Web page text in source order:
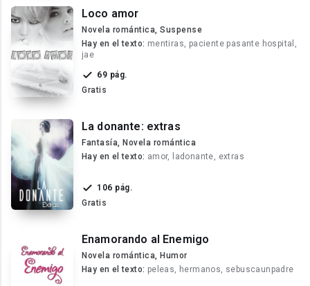
Loco amor
Novela romántica, Suspense
Hay en el texto: mentiras, paciente pasante hospital,
jae
69 pág.
Gratis
La donante: extras
Fantasía, Novela romántica
Hay en el texto: amor, ladonante, extras
106 pág.
Gratis
Enamorando al Enemigo
Novela romántica, Humor
Hay en el texto: peleas, hermanos, sebuscaunpadre